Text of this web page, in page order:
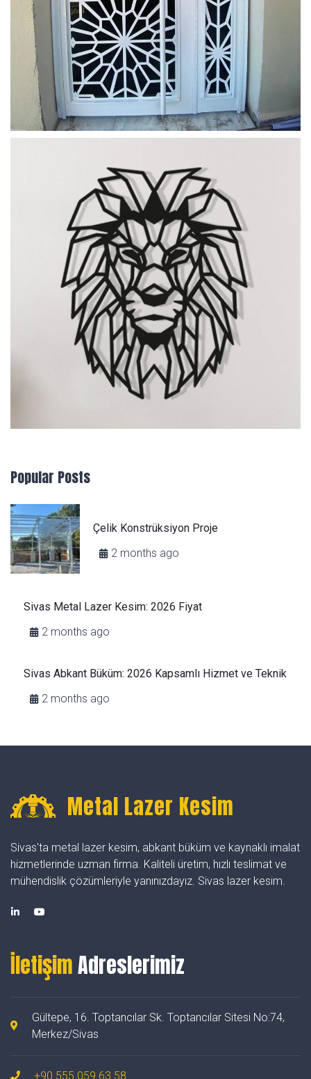
Popular Posts
Çelik Konstrüksiyon Proje
2 months ago
Sivas Metal Lazer Kesim: 2026 Fiyat
2 months ago
Sivas Abkant Büküm: 2026 Kapsamlı Hizmet ve Teknik
2 months ago
Metal Lazer Kesim
Sivas'ta metal lazer kesim, abkant büküm ve kaynaklı imalat
hizmetlerinde uzman firma. Kaliteli üretim, hızlı teslimat ve
mühendislik çözümleriyle yanınızdayız. Sivas lazer kesim.
İletişimAdreslerimiz
Gültepe, 16. Toptancılar Sk. Toptancılar Sitesi No:74,
Merkez/Sivas
+90 555 059 63 58